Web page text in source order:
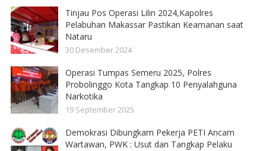
Tinjau Pos Operasi Lilin 2024,Kapolres
Pelabuhan Makassar Pastikan Keamanan saat
Nataru
30 Desember 2024
Operasi Tumpas Semeru 2025, Polres
Probolinggo Kota Tangkap 10 Penyalahguna
Narkotika
19 September 2025
Demokrasi Dibungkam Pekerja PETI Ancam
Wartawan, PWK : Usut dan Tangkap Pelaku